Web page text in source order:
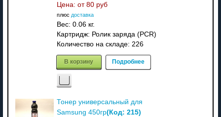
Цена: от 80 руб
плюс доставка
Вес: 0.06 кг.
Картридж: Ролик заряда (PCR)
Количество на складе: 226
В корзину Подробнее
Тонер универсальный для
Samsung 450гр(Код: 215)